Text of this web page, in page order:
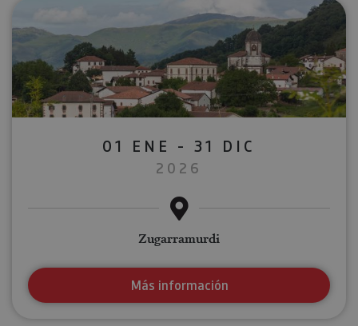
01 ENE - 31 DIC
2026
Zugarramurdi
Más información